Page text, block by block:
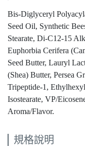
Bis-Diglyceryl
Seed Oil, Synthetic
Stearate, Di-C12-15
Euphorbia Cerifera
Seed Butter, Lauryl
(Shea) Butter, Persea
Tripeptide-1,
Isostearate, VP/
Aroma/Flavor.
規格說明